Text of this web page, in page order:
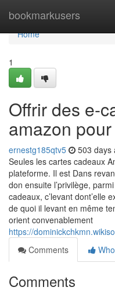
bookmarkusers
Home
Home
1
Offrir des e-
amazon
ernestg185qtv5 503 days
Seules les cartes cadeaux
plateforme. Il est Dans
don ensuite l’privilège,
cadeaux, c’levant dont’elle
de quoi il levant en même
orient convenablement
https://
Comments
Comments